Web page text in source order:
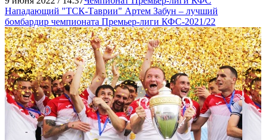
Нападающий "ТСК-Таврии" Артем Забун – лучший
бомбардир чемпионата Премьер-лиги КФС-2021/22